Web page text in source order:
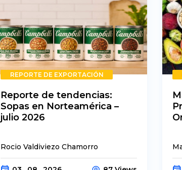
REPORTE DE EXPORTACIÓN
Reporte de tendencias:
Sopas en Norteamérica –
julio 2026
Rocio Valdiviezo Chamorro